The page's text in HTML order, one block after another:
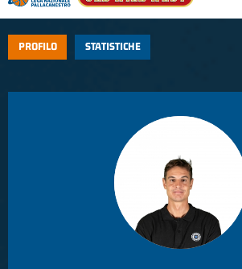
PROFILO STATISTICHE